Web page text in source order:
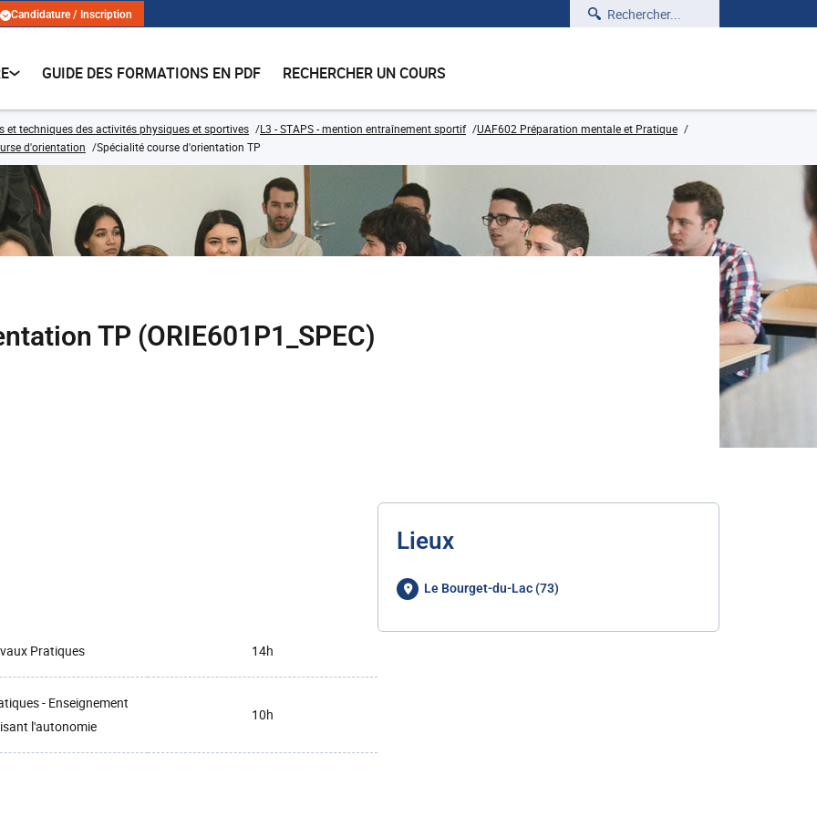
Candidature / Inscription Rechercher
GUIDE DES FORMATIONS EN PDF RECHERCHER UN COURS
et techniques des activités physiques et sportives L3 - STAPS - mention entraînement sportif
UAF602 Préparation mentale et Pratique
d'orientation Spécialité course d'orientation TP
TP (ORIE601P1_SPEC)
Pratiques 14h
- Enseignement
l'autonomie
10h
Lieux
Le Bourget-du-Lac (73)